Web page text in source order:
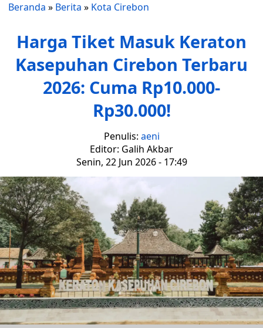
Beranda » Berita » Kota Cirebon
Harga Tiket Masuk Keraton
Kasepuhan Cirebon Terbaru
2026: Cuma Rp10.000-
Rp30.000!
Penulis: aeni
Editor: Galih Akbar
Senin, 22 Jun 2026 - 17:49